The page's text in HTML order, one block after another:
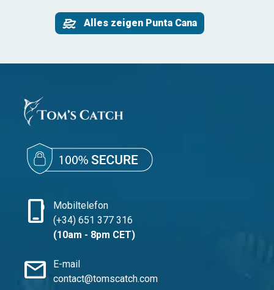
Alles zeigen Punta Cana
phone_iphone
Mobiltelefon
(+34) 651 377 316
(10am - 8pm CET)
mail
E-mail
contact@tomscatch.com